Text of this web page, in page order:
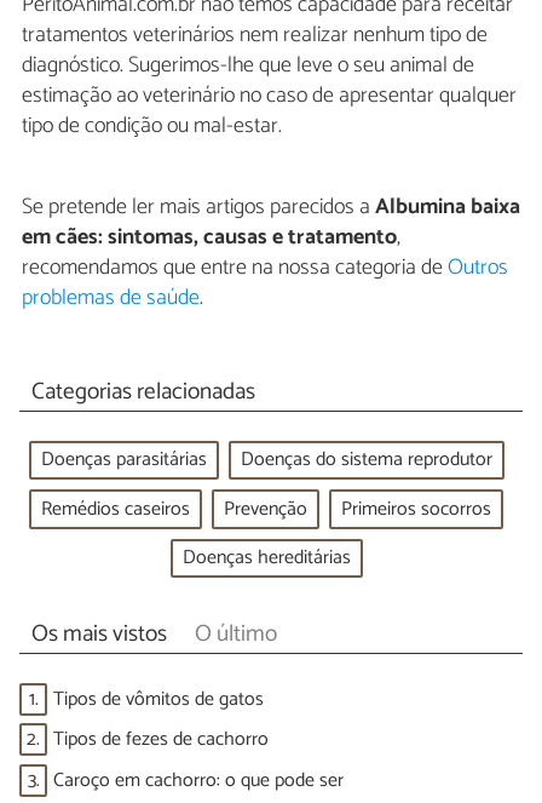
tratamentos veterinários nem realizar nenhum tipo de
diagnóstico. Sugerimos-lhe que leve o seu animal de
estimação ao veterinário no caso de apresentar qualquer
tipo de condição ou mal-estar.
Se pretende ler mais artigos parecidos aAlbumina baixa
em cães: sintomas, causas e tratamento,
recomendamos que entre na nossa categoria deOutros
problemas de saúde.
Categorias relacionadas
Doenças parasitárias
Doenças do sistema reprodutor
Remédios caseiros
Prevenção
Primeiros socorros
Doenças hereditárias
Os mais vistos O último
1. Tipos de vômitos de gatos
2. Tipos de fezes de cachorro
3. Caroço em cachorro: o que pode ser